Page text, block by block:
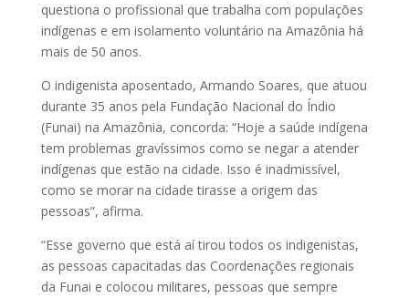
questiona o profissional que trabalha com populações
indígenas e em isolamento voluntário na Amazônia há
mais de 50 anos.
O indigenista aposentado, Armando Soares, que atuou
durante 35 anos pela Fundação Nacional do Índio
(Funai) na Amazônia, concorda: “Hoje a saúde indígena
tem problemas gravíssimos como se negar a atender
indígenas que estão na cidade. Isso é inadmissível,
como se morar na cidade tirasse a origem das
pessoas”, afirma.
“Esse governo que está aí tirou todos os indigenistas,
as pessoas capacitadas das Coordenações regionais
da Funai e colocou militares, pessoas que sempre